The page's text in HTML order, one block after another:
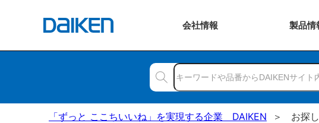
会社情報 製品情
「ずっと ここちいいね」を実現する企業 DAIKEN お探